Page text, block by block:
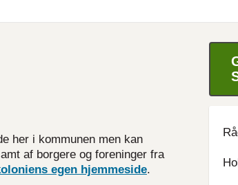
her i kommunen men kan
af borgere og foreninger fra
egen hjemmeside.